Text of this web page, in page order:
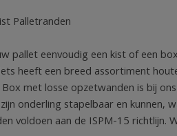
Palletranden
pallet eenvoudig een kist of een
heeft een breed assortiment
met losse opzetwanden is bij
onderling stapelbaar en
voldoen aan de ISPM-15